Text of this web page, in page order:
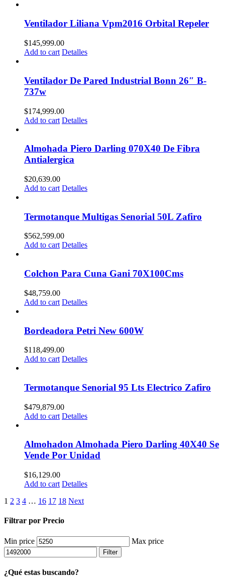
Ventilador Liliana Vpm2016 Orbital Repeler
$145,999.00
Add to cart Detalles
Ventilador De Pared Industrial Bonn 26″ B-
737w
$174,999.00
Add to cart Detalles
Almohada Piero Darling 070X40 De Fibra
Antialergica
$20,639.00
Add to cart Detalles
Termotanque Multigas Senorial 50L Zafiro
$562,599.00
Add to cart Detalles
Colchon Para Cuna Gani 70X100Cms
$48,759.00
Add to cart Detalles
Bordeadora Petri New 600W
$118,499.00
Add to cart Detalles
Termotanque Senorial 95 Lts Electrico Zafiro
$479,879.00
Add to cart Detalles
Almohadon Almohada Piero Darling 40X40 Se
Vende Por Unidad
$16,129.00
Add to cart Detalles
1 2 3 4 … 16 17 18 Next
Filtrar por Precio
Min price Max price
Filter
¿Qué estas buscando?